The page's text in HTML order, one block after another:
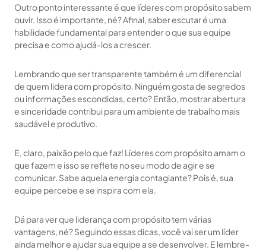
Outro ponto interessante é que líderes com propósito sabem
ouvir. Isso é importante, né? Afinal, saber escutar é uma
habilidade fundamental para entender o que sua equipe
precisa e como ajudá-los a crescer.
Lembrando que ser transparente também é um diferencial
de quem lidera com propósito. Ninguém gosta de segredos
ou informações escondidas, certo? Então, mostrar abertura
e sinceridade contribui para um ambiente de trabalho mais
saudável e produtivo.
E, claro, paixão pelo que faz! Líderes com propósito amam o
que fazem e isso se reflete no seu modo de agir e se
comunicar. Sabe aquela energia contagiante? Pois é, sua
equipe percebe e se inspira com ela.
Dá para ver que liderança com propósito tem várias
vantagens, né? Seguindo essas dicas, você vai ser um líder
ainda melhor e ajudar sua equipe a se desenvolver. E lembre-